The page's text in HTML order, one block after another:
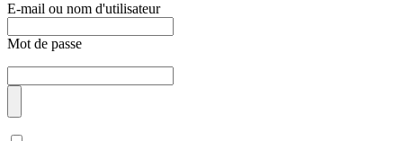
E-mail ou nom d'utilisateur
Mot de passe